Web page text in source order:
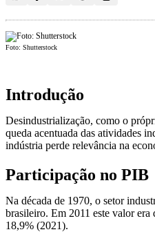
Foto: Shutterstock
Introdução
Desindustrialização, como o
queda acentuada das atividades
indústria perde relevância na
Participação no PIB
Na década de 1970, o setor
brasileiro. Em 2011 este valor era
18,9% (2021).